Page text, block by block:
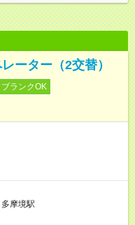
ーター（2交替）
ブランクOK
多摩境駅